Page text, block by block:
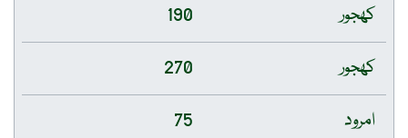
کھجور
190
کھجور
270
امرود
75